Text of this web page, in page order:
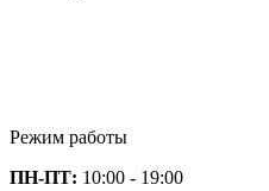
Режим работы
ПН-ПТ: 10:00 - 19:00